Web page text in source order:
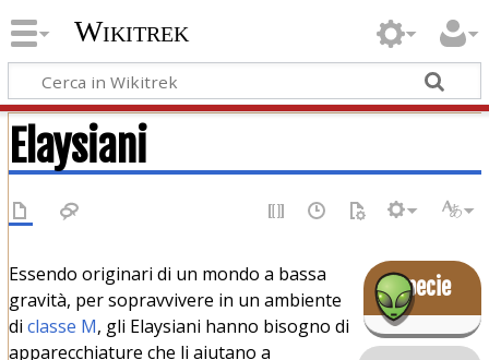
Wikitrek
Elaysiani
Specie
Essendo originari di un mondo a bassa
gravità, per sopravvivere in un ambiente
di classe M, gli Elaysiani hanno bisogno di
apparecchiature che li aiutano a